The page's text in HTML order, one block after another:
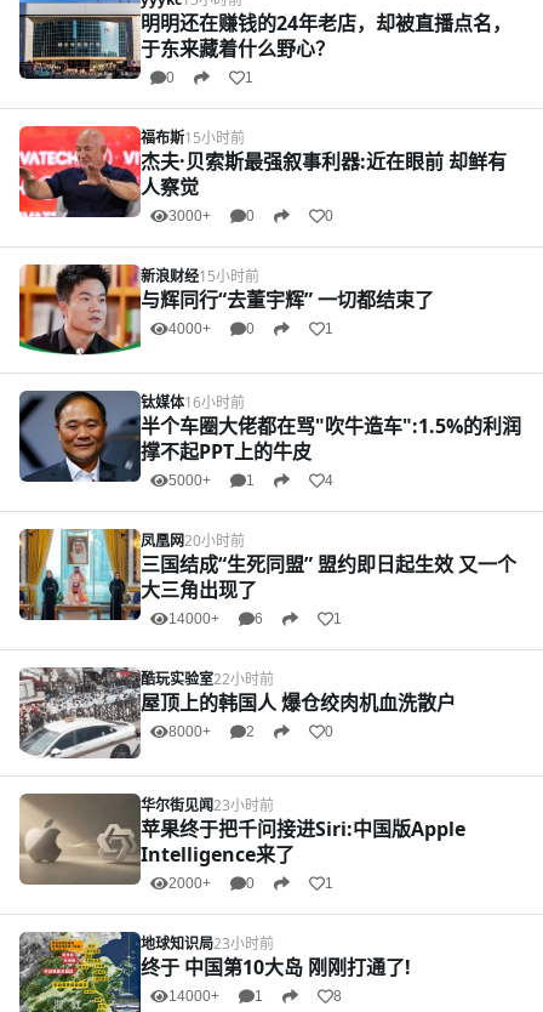
明明还在赚钱的24年老店，却被直播点名，
于东来藏着什么野心？
0 1
福布斯15小时前
杰夫·贝索斯最强叙事利器:近在眼前 却鲜有
人察觉
3000+ 0 0
新浪财经15小时前
与辉同行“去董宇辉” 一切都结束了
4000+ 0 1
钛媒体16小时前
半个车圈大佬都在骂"吹牛造车":1.5%的利润
撑不起PPT上的牛皮
5000+ 1 4
凤凰网20小时前
三国结成“生死同盟” 盟约即日起生效 又一个
大三角出现了
14000+ 6 1
酷玩实验室22小时前
屋顶上的韩国人 爆仓绞肉机血洗散户
8000+ 2 0
华尔街见闻23小时前
苹果终于把千问接进Siri:中国版Apple
Intelligence来了
2000+ 0 1
地球知识局23小时前
终于 中国第10大岛 刚刚打通了!
14000+ 1 8